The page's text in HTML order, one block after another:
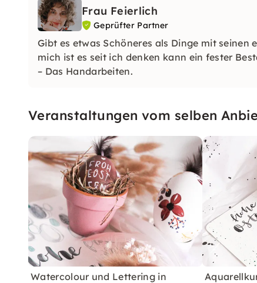
Frau Feierlich
Geprüfter Partner
Gibt es etwas Schöneres als Dinge mit
mich ist es seit ich denken kann ein fester
– Das Handarbeiten.
Veranstaltungen vom selben
Watercolour und Lettering in